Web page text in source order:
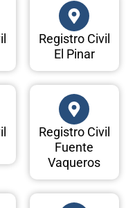
Registro Civil
El Pinar
Registro Civil
Fuente
Vaqueros